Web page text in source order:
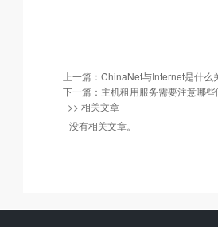
上一篇： ChinaNet与Internet是什么
下一篇： 主机租用服务需要注意哪些
>> 相关文章
没有相关文章。